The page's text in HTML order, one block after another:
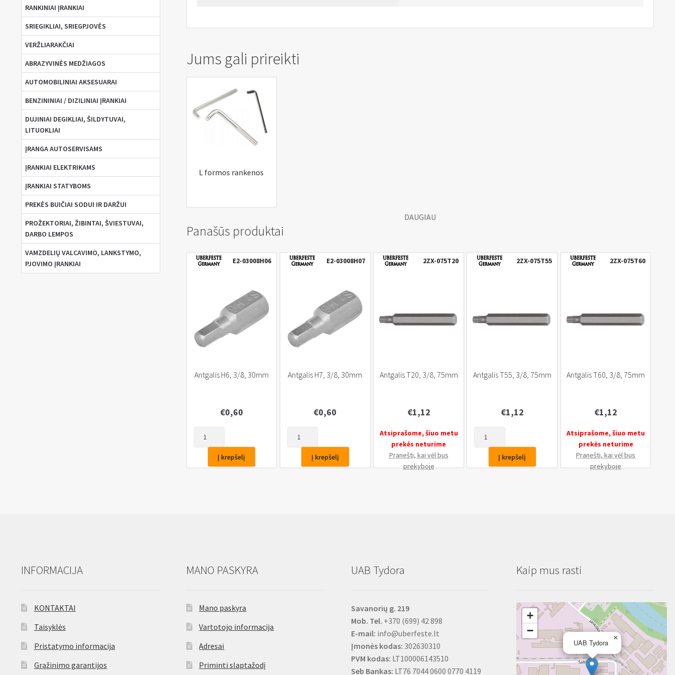
Jums gali prireikti
L formos rankenos
DAUGIAU
Panašūs produktai
E2-03008H06
Antgalis H6, 3/8, 30mm
€0,60
H6,
Į krepšelį
E2-03008H07
Antgalis H7, 3/8, 30mm
€0,60
H7,
Į krepšelį
2ZX-075T20
Antgalis T20, 3/8, 75mm
€1,12
Atsiprašome, šiuo metu
prekės neturime
Pranešti, kai vėl bus
prekyboje
2ZX-075T55
Antgalis T55, 3/8, 75mm
€1,12
T55,
Į krepšelį
2ZX-075T60
Antgalis T60, 3/8, 75mm
€1,12
Atsiprašome, šiuo metu
prekės neturime
Pranešti, kai vėl bus
prekyboje
RANKINIAI ĮRANKIAI
SRIEGIKLIAI, SRIEGPJOVĖS
VERŽLIARAKČIAI
ABRAZYVINĖS MEDŽIAGOS
AUTOMOBILINIAI AKSESUARAI
BENZININIAI / DIZILINIAI ĮRANKIAI
DUJINIAI DEGIKLIAI, ŠILDYTUVAI,
LITUOKLIAI
ĮRANGA AUTOSERVISAMS
ĮRANKIAI ELEKTRIKAMS
ĮRANKIAI STATYBOMS
PREKĖS BUIČIAI SODUI IR DARŽUI
PROŽEKTORIAI, ŽIBINTAI, ŠVIESTUVAI,
DARBO LEMPOS
VAMZDELIŲ VALCAVIMO, LANKSTYMO,
PJOVIMO ĮRANKIAI
INFORMACIJA
KONTAKTAI
Taisyklės
Pristatymo informacija
Grąžinimo garantijos
MANO PASKYRA
Mano paskyra
Vartotojo informacija
Adresai
Priminti slaptažodį
UAB Tydora
Savanorių g. 219
Mob. Tel. +370 (699) 42 898
E-mail: info@uberfeste.lt
Įmonės kodas: 302630310
PVM kodas: LT100006143510
Seb Bankas: LT76 7044 0600 0770 4119
Kaip mus rasti
UAB Tydora
×
+
−